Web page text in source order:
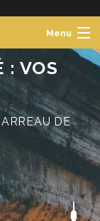
Menu
: VOS
DE